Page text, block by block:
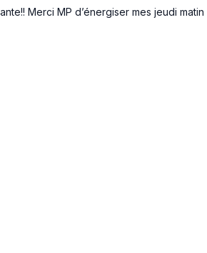
Merci MP d’énergiser mes jeudi